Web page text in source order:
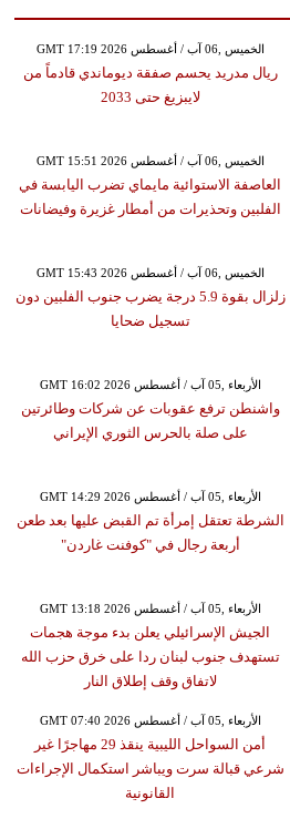
GMT 17:19 2026 الخميس ,06 آب / أغسطس
ريال مدريد يحسم صفقة ديوماندي قادماً من
لايبزيغ حتى 2033
GMT 15:51 2026 الخميس ,06 آب / أغسطس
العاصفة الاستوائية مايماي تضرب اليابسة في
الفلبين وتحذيرات من أمطار غزيرة وفيضانات
GMT 15:43 2026 الخميس ,06 آب / أغسطس
زلزال بقوة 5.9 درجة يضرب جنوب الفلبين دون
تسجيل ضحايا
GMT 16:02 2026 الأربعاء ,05 آب / أغسطس
واشنطن ترفع عقوبات عن شركات وطائرتين
على صلة بالحرس الثوري الإيراني
GMT 14:29 2026 الأربعاء ,05 آب / أغسطس
الشرطة تعتقل إمرأة تم القبض عليها بعد طعن
أربعة رجال في "كوفنت غاردن"
GMT 13:18 2026 الأربعاء ,05 آب / أغسطس
الجيش الإسرائيلي يعلن بدء موجة هجمات
تستهدف جنوب لبنان ردا على خرق حزب الله
لاتفاق وقف إطلاق النار
GMT 07:40 2026 الأربعاء ,05 آب / أغسطس
أمن السواحل الليبية ينقذ 29 مهاجرًا غير
شرعي قبالة سرت ويباشر استكمال الإجراءات
القانونية